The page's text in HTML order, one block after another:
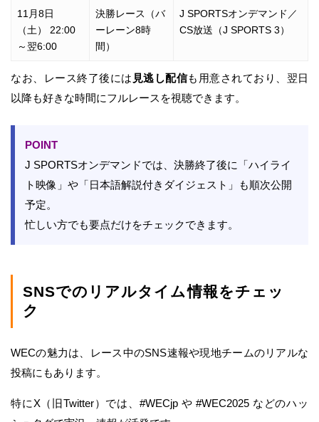
11月8日
（土） 22:00
～翌6:00
決勝レース（バ
ーレーン8時
間）
J SPORTSオンデマンド／
CS放送（J SPORTS 3）
なお、レース終了後には 見逃し配信も用意されており、翌日
以降も好きな時間にフルレースを視聴できます。
POINT
J SPORTSオンデマンドでは、決勝終了後に「ハイライ
ト映像」や「日本語解説付きダイジェスト」も順次公開
予定。
忙しい方でも要点だけをチェックできます。
SNSでのリアルタイム情報をチェッ
ク
WECの魅力は、レース中のSNS速報や現地チームのリアルな
投稿にもあります。
特にX（旧Twitter）では、#WECjp や #WEC2025 などのハッ